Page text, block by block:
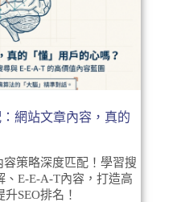
網站文章內容，真的
策略深度匹配！學習搜
E-E-A-T內容，打造高
SEO排名！